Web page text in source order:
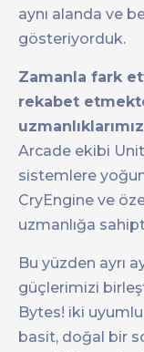
aynı alanda ve
gösteriyorduk.
Zamanla fark
rekabet
Arcade ekibi
sistemlere
CryEngine ve
uzmanlığa
Bu yüzden ayrı
güçlerimizi
Bytes! iki
basit, doğal bir